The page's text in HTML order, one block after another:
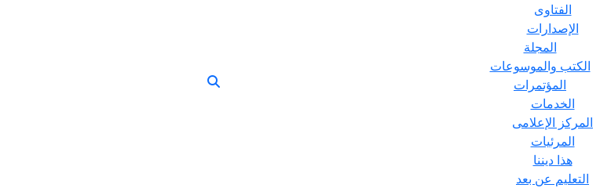
الفتاوى
الإصدارات
المجلة
الكتب والموسوعات
المؤتمرات
الخدمات
المركز الإعلامى
المرئيات
هذا ديننا
التعليم عن بعد